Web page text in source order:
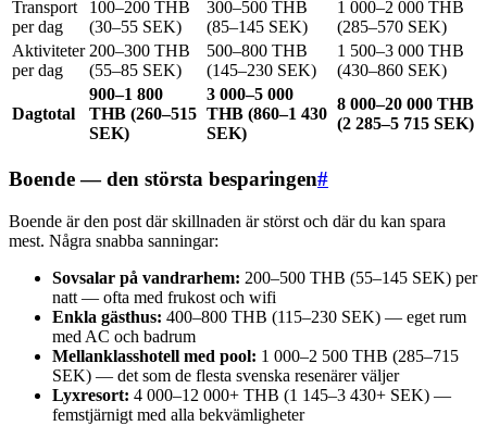
Transport
per dag
100–200 THB
(30–55 SEK)
300–500 THB
(85–145 SEK)
1 000–2 000 THB
(285–570 SEK)
Aktiviteter
per dag
200–300 THB
(55–85 SEK)
500–800 THB
(145–230 SEK)
1 500–3 000 THB
(430–860 SEK)
Dagtotal
900–1 800
THB (260–515
SEK)
3 000–5 000
THB (860–1 430
SEK)
8 000–20 000 THB
(2 285–5 715 SEK)
Boende — den största besparingen#
Boende är den post där skillnaden är störst och där du kan spara
mest. Några snabba sanningar:
Sovsalar på vandrarhem: 200–500 THB (55–145 SEK) per
natt — ofta med frukost och wifi
Enkla gästhus: 400–800 THB (115–230 SEK) — eget rum
med AC och badrum
Mellanklasshotell med pool: 1 000–2 500 THB (285–715
SEK) — det som de flesta svenska resenärer väljer
Lyxresort: 4 000–12 000+ THB (1 145–3 430+ SEK) —
femstjärnigt med alla bekvämligheter